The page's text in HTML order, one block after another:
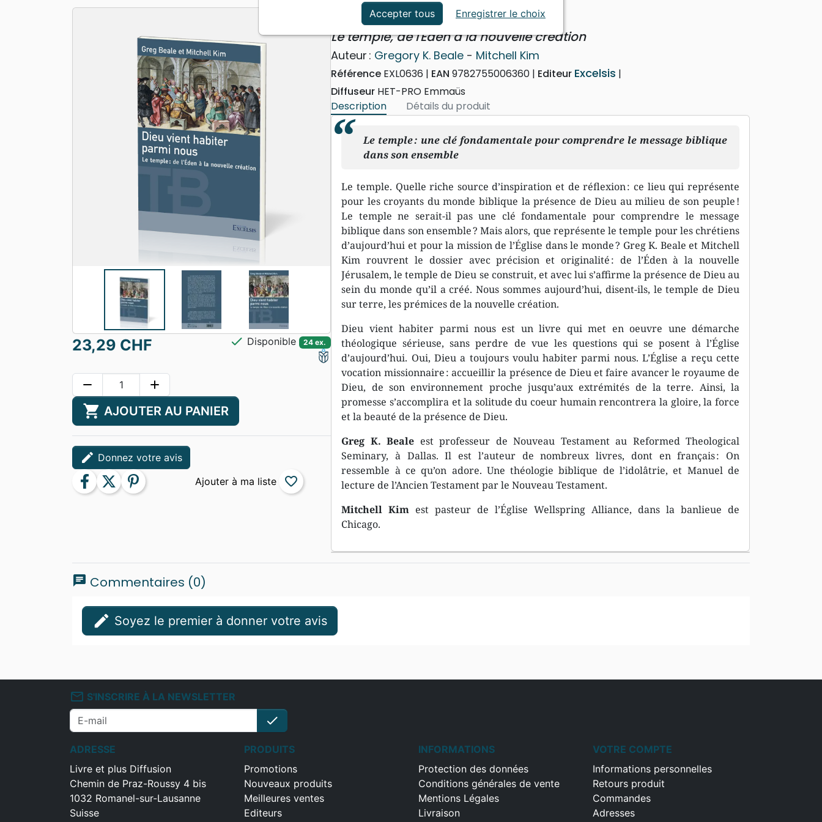
Apologétique
Formation
Événements actuels
Dieu vient habiter parmi nous
Le temple, de l'Éden à la nouvelle création
Auteur : Gregory K. Beale - Mitchell Kim
Référence EXL0636 EAN 9782755006360 Editeur Excelsis
Diffuseur HET-PRO Emmaüs
Description
Détails du produit
Le temple : une clé fondamentale pour comprendre le message biblique
dans son ensemble
Le temple. Quelle riche source d’inspiration et de réflexion : ce lieu qui représente
pour les croyants du monde biblique la présence de Dieu au milieu de son peuple !
Le temple ne serait-il pas une clé fondamentale pour comprendre le message
biblique dans son ensemble ? Mais alors, que représente le temple pour les chrétiens
d’aujourd’hui et pour la mission de l’Église dans le monde ? Greg K. Beale et Mitchell
Kim rouvrent le dossier avec précision et originalité : de l’Éden à la nouvelle
Jérusalem, le temple de Dieu se construit, et avec lui s’affirme la présence de Dieu au
sein du monde qu’il a créé. Nous sommes aujourd’hui, disent-ils, le temple de Dieu
sur terre, les prémices de la nouvelle création.
Dieu vient habiter parmi nous est un livre qui met en oeuvre une démarche
théologique sérieuse, sans perdre de vue les questions qui se posent à l’Église
d’aujourd’hui. Oui, Dieu a toujours voulu habiter parmi nous. L’Église a reçu cette
vocation missionnaire : accueillir la présence de Dieu et faire avancer le royaume de
Dieu, de son environnement proche jusqu’aux extrémités de la terre. Ainsi, la
promesse s’accomplira et la solitude du coeur humain rencontrera la gloire, la force
et la beauté de la présence de Dieu.
Greg K. Beale est professeur de Nouveau Testament au Reformed Theological
Seminary, à Dallas. Il est l’auteur de nombreux livres, dont en français : On
ressemble à ce qu’on adore. Une théologie biblique de l’idolâtrie, et Manuel de
lecture de l’Ancien Testament par le Nouveau Testament.
Mitchell Kim est pasteur de l’Église Wellspring Alliance, dans la banlieue de
Chicago.
23,29 CHF check Disponible 24 ex.
remove add
shopping_cart AJOUTER AU PANIER
edit Donnez votre avis
facebook twitter pinterest favorite_border
chat Commentaires (0)
edit Soyez le premier à donner votre avis
mail_outline S'INSCRIRE À LA NEWSLETTER
check
ADRESSE
Livre et plus Diffusion
Chemin de Praz-Roussy 4 bis
1032 Romanel-sur-Lausanne
Suisse
PRODUITS
Promotions
Nouveaux produits
Meilleures ventes
Editeurs
INFORMATIONS
Protection des données
Conditions générales de vente
Mentions Légales
Livraison
VOTRE COMPTE
Informations personnelles
Retours produit
Commandes
Adresses
Accepter tous Enregistrer le choix